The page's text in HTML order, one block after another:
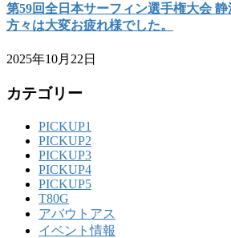
第59回全日本サーフィン選手権大会
方々は大変お疲れ様でした。
2025年10月22日
カテゴリー
PICKUP1
PICKUP2
PICKUP3
PICKUP4
PICKUP5
T80G
アバウトアス
イベント情報